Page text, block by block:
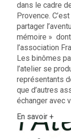
dans le cadre
Provence.
partager
mémoire »
l’association
Les binômes
l’atelier se
représentants
que d’autres
échanger avec
En savoir +